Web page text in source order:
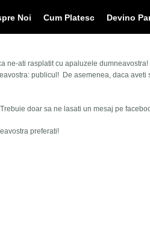
Noi Cum Platesc Devino
ne-ati rasplatit cu apaluzele
publicul! De asemenea, daca
doar sa ne lasati un mesaj pe
preferati!